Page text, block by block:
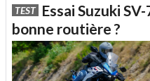
à
un
ami
TEST Essai Suzuki
bonne routière ?